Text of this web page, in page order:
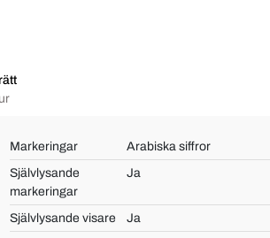
Markeringar
Arabiska siffror
Självlysande
markeringar
Ja
Självlysande visare Ja